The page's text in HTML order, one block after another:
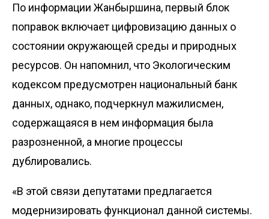
По информации Жанбыршина, первый блок
поправок включает цифровизацию данных о
состоянии окружающей среды и природных
ресурсов. Он напомнил, что Экологическим
кодексом предусмотрен национальный банк
данных, однако, подчеркнул мажилисмен,
содержащаяся в нем информация была
разрозненной, а многие процессы
дублировались.
«В этой связи депутатами предлагается
модернизировать функционал данной системы.